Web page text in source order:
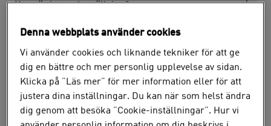
Hur gör jag en beställning?
Jag har inte fått någon orderbekräftelse. Var är den?
Jag har bara fått delar av min order. När kommer
resten?
Jag kan inte slutföra mitt köp. Vad kan det bero på?
Denna webbplats använder cookies
Vi använder cookies och liknande tekniker för att ge
dig en bättre och mer personlig upplevelse av sidan.
Klicka på ”Läs mer” för mer information eller för att
justera dina inställningar. Du kan när som helst ändra
dig genom att besöka ”Cookie-inställningar”. Hur vi